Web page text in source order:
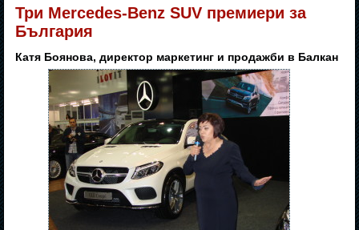
Три Mercedes-Benz SUV премиери за
България
Катя Боянова, директор маркетинг и продажби в Балкан